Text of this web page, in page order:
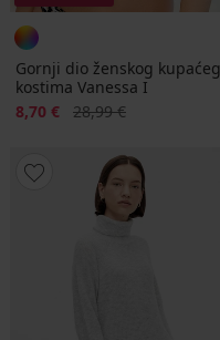
Gornji dio ženskog kupaćeg
kostima Vanessa I
Popust
8,70 € Prvobitna cijena
28,99 €